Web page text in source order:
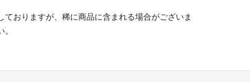
おりますが、稀に商品に含まれる場合がございま